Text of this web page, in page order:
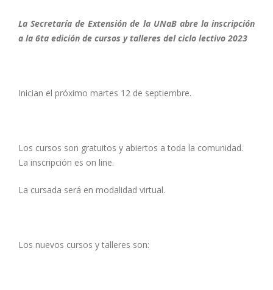
La Secretaría de Extensión de la UNaB abre la inscripción
a la 6ta edición de cursos y talleres del ciclo lectivo 2023
Inician el próximo martes 12 de septiembre.
Los cursos son gratuitos y abiertos a toda la comunidad.
La inscripción es on line.
La cursada será en modalidad virtual.
Los nuevos cursos y talleres son: